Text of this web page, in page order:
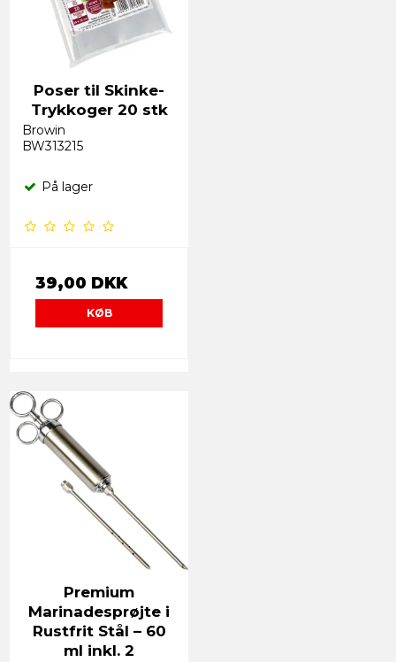
Poser til Skinke-
Trykkoger 20 stk
Browin
BW313215
På lager
39,00 DKK
KØB
Premium
Marinadesprøjte i
Rustfrit Stål – 60
ml inkl. 2